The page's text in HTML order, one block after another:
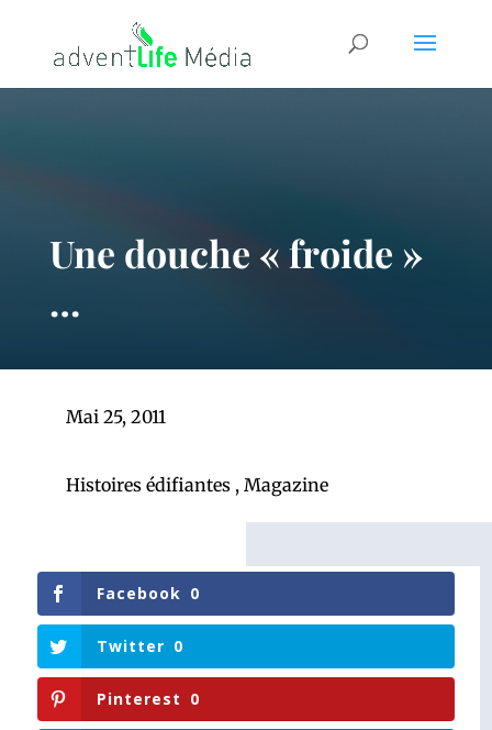
Une douche « froide »
…
Mai 25, 2011
Histoires édifiantes, Magazine
Facebook 0
Twitter 0
Pinterest 0